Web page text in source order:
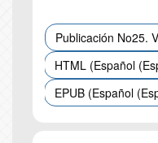
Publicación No25.
HTML (Español
EPUB (Español